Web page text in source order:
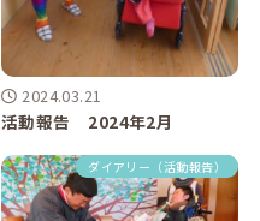
2024.03.21
活動報告 2024年2月
ダイアリー（活動報告）